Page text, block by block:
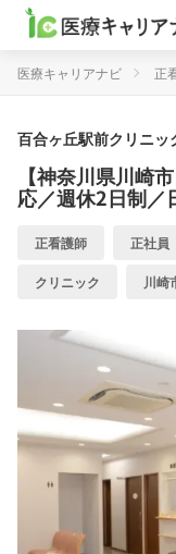
医療キャリアナビ 正
百合ヶ丘駅前クリニッ
【神奈川県川崎
応／週休2日制／
正看護師 正社員
クリニック 川崎